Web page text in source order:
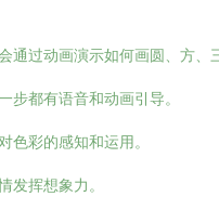
通过动画演示如何画圆、方、
步都有语音和动画引导。
色彩的感知和运用。
发挥想象力。